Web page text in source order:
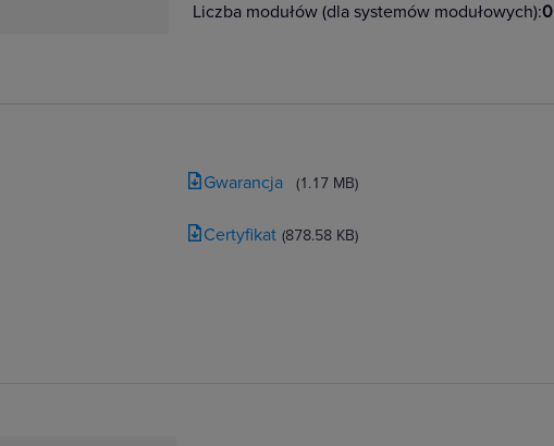
Liczba modułów (dla systemów modułowych):0
Gwarancja (1.17 MB)
Certyfikat (878.58 KB)